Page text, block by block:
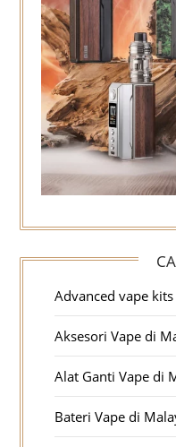
Advanced vape
Aksesori Vape di
Alat Ganti Vape di
Bateri Vape di